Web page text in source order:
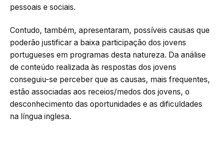
pessoais e sociais.
Contudo, também, apresentaram, possíveis causas que
poderão justificar a baixa participação dos jovens
portugueses em programas desta natureza. Da análise
de conteúdo realizada às respostas dos jovens
conseguiu-se perceber que as causas, mais frequentes,
estão associadas aos receios/medos dos jovens, o
desconhecimento das oportunidades e as dificuldades
na língua inglesa.